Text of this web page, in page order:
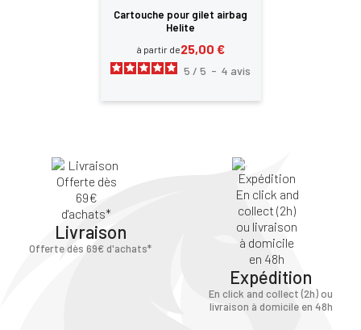
Cartouche pour gilet airbag
Helite
à partir de25,00 €
5 / 5 - 4 avis
Livraison
Offerte dès 69€ d'achats*
Expédition
En click and collect (2h) ou
livraison à domicile en 48h